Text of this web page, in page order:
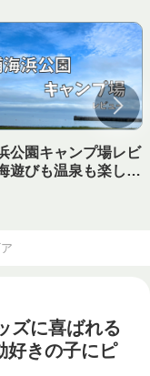
公園キャンプ場レビ
遊びも温泉も楽しめ
ズに喜ばれる
好きの子にピ